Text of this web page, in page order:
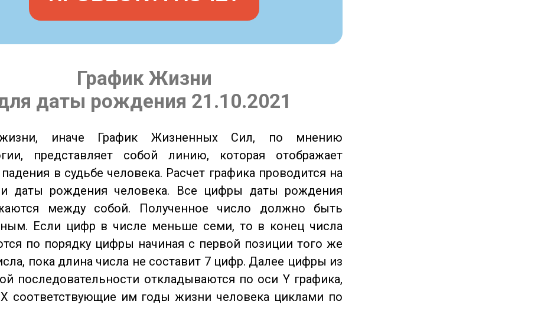
График Жизни
даты рождения 21.10.2021
иначе График Жизненных Сил, по мнению
представляет собой линию, которая отображает
в судьбе человека. Расчет графика проводится на
даты рождения человека. Все цифры даты рождения
между собой. Полученное число должно быть
Если цифр в числе меньше семи, то в конец числа
по порядку цифры начиная с первой позиции того же
пока длина числа не составит 7 цифр. Далее цифры из
последовательности откладываются по оси Y графика,
соответствующие им годы жизни человека циклами по